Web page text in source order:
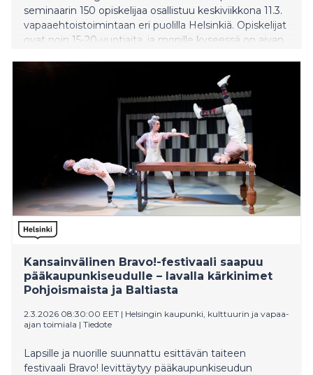
seminaarin 150 opiskelijaa osallistuu keskiviikkona 11.3.
vapaaehtoistoimintaan eri puolilla Helsinkiä. Opiskelijat
ovat noin 15-20-vuotiaita, ja monille kyseessä on aivan
aikana opiskelijat jalkautuvat yli 20 eri kohteeseen
auttamaan esimerkiksi pakkaus-, järjestely- ja
lajittelutehtävissä, ruokajakelussa, lipaskeräyksissä sekä
Kansainvälinen Bravo!-festivaali saapuu
pääkaupunkiseudulle – lavalla kärkinimet
Pohjoismaista ja Baltiasta
2.3.2026 08:30:00 EET | Helsingin kaupunki, kulttuurin ja vapaa-
ajan toimiala | Tiedote
Lapsille ja nuorille suunnattu esittävän taiteen
festivaali Bravo! levittäytyy pääkaupunkiseudun